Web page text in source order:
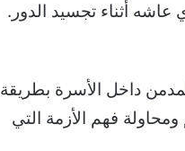
أثناء تجسيد الدور.
داخل الأسرة بطريقة
فهم الأزمة التي